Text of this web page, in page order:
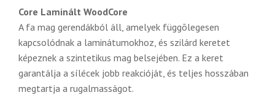
Core Laminált WoodCore
A fa mag gerendákból áll, amelyek függõlegesen
kapcsolódnak a laminátumokhoz, és szilárd keretet
képeznek a szintetikus mag belsejében. Ez a keret
garantálja a sílécek jobb reakcióját, és teljes hosszában
megtartja a rugalmasságot.